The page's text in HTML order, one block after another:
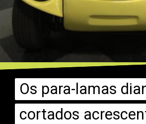
Os para-lamas
cortados
Os para-lamas
cortados